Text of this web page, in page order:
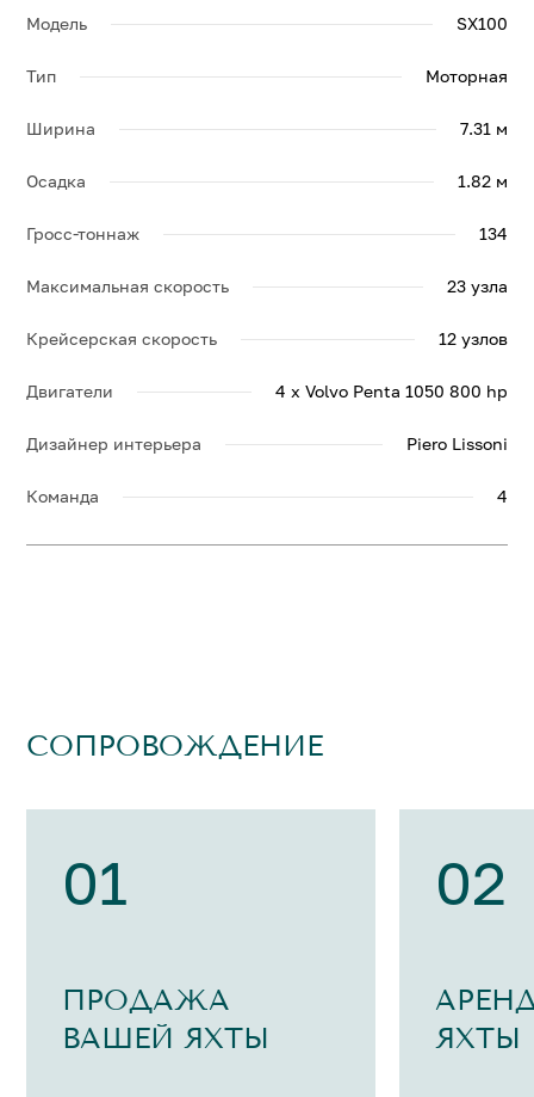
Модель SX100
Тип Моторная
Ширина 7.31 м
Осадка 1.82 м
Гросс-тоннаж 134
Максимальная скорость 23 узла
Крейсерская скорость 12 узлов
Двигатели 4 x Volvo Penta 1050 800 hp
Дизайнер интерьера Piero Lissoni
Команда 4
СОПРОВОЖДЕНИЕ
01
ПРОДАЖА
ВАШЕЙ ЯХТЫ
02
ЯХТЫ